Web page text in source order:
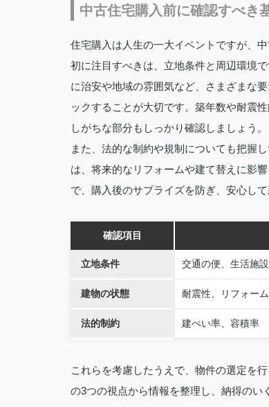
中古住宅購入前に確認すべき
住宅購入は人生の一大イベントですが、
初に注目すべきは、立地条件と周辺環境
に治安や地域の雰囲気など、さまざまな
ックすることが大切です。築年数や耐震
しがちな部分もしっかり確認しましょう。
また、法的な制約や規制についても把握
は、将来的なリフォームや建て替えに影
で、購入後のサプライズを防ぎ、安心し
確認項目
立地条件 交通の便、生活施
建物の状態 耐震性、リフォー
法的制約 建ぺい率、容積率
これらを考慮したうえで、物件の選定を
の3つの視点から情報を整理し、納得のい